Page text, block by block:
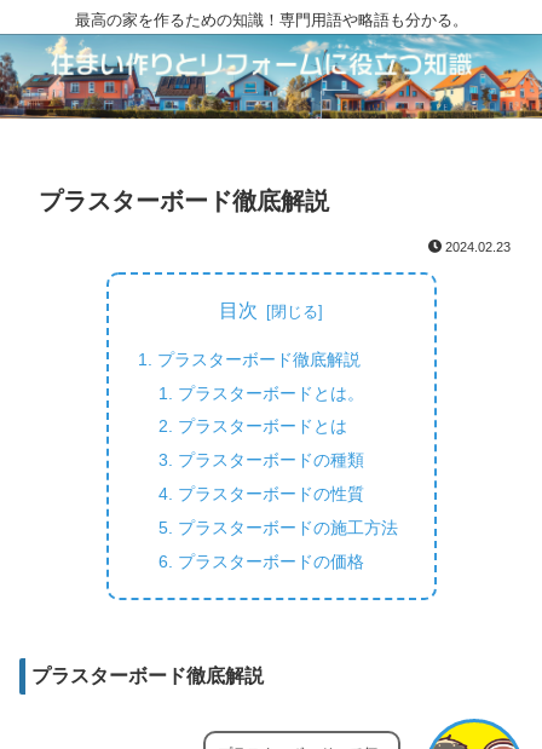
最高の家を作るための知識！専門用語や略語も分かる。
プラスターボード徹底解説
2024.02.23
目次
プラスターボード徹底解説
プラスターボードとは。
プラスターボードとは
プラスターボードの種類
プラスターボードの性質
プラスターボードの施工方法
プラスターボードの価格
プラスターボード徹底解説